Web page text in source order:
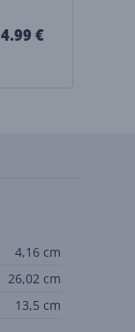
4.99 €
4,16 cm
26,02 cm
13,5 cm